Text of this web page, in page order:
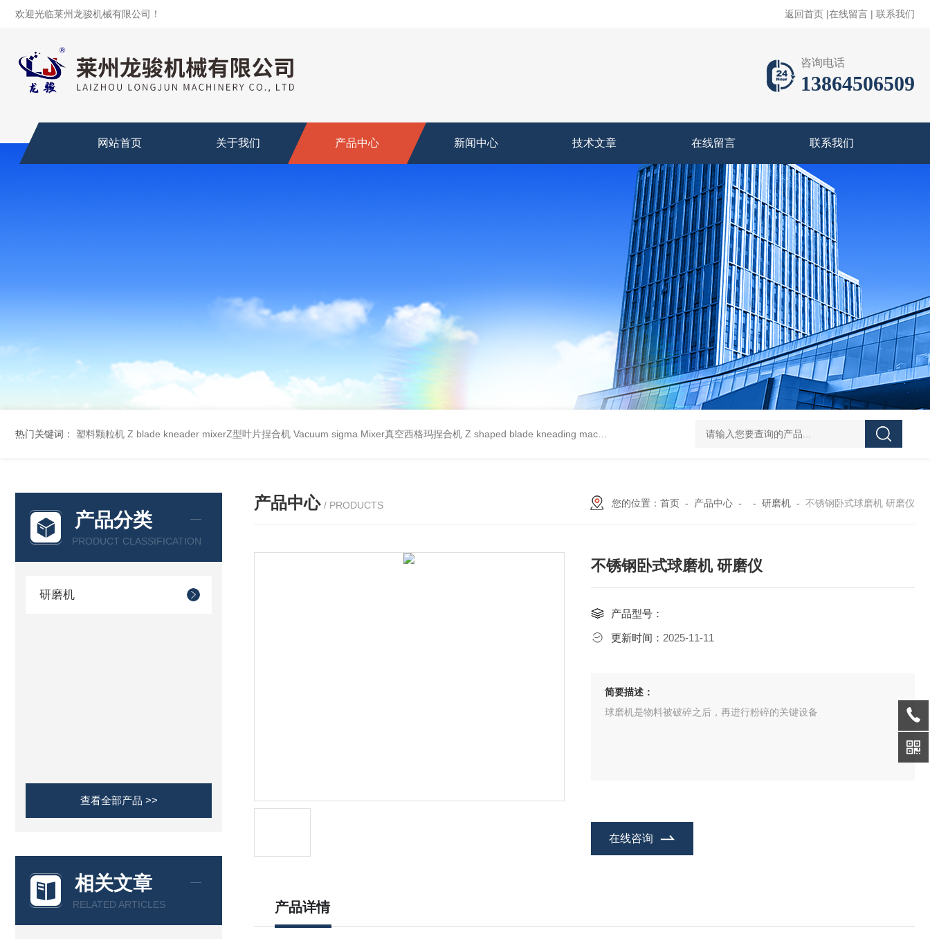
欢迎光临莱州龙骏机械有限公司！ 返回首页 |在线留言 | 联系我们
咨询电话
13864506509
网站首页 关于我们 产品中心 新闻中心 技术文章 在线留言 联系我们
热门关键词： 塑料颗粒机 Z blade kneader mixerZ型叶片捏合机 Vacuum sigma Mixer真空西格玛捏合机 Z shaped blade kneading machineZ型捏合机 Z shaped blade sigma mixerZ型捏合机 Vacuum Kneader真
产品分类
PRODUCT CLASSIFICATION
研磨机
查看全部产品 >>
相关文章
RELATED ARTICLES
产品中心 / PRODUCTS 您的位置： 首页 - 产品中心 - - 研磨机 - 不锈钢卧式球磨机 研磨仪
不锈钢卧式球磨机 研磨仪
产品型号：
更新时间： 2025-11-11
简要描述：
球磨机是物料被破碎之后，再进行粉碎的关键设备
在线咨询
产品详情